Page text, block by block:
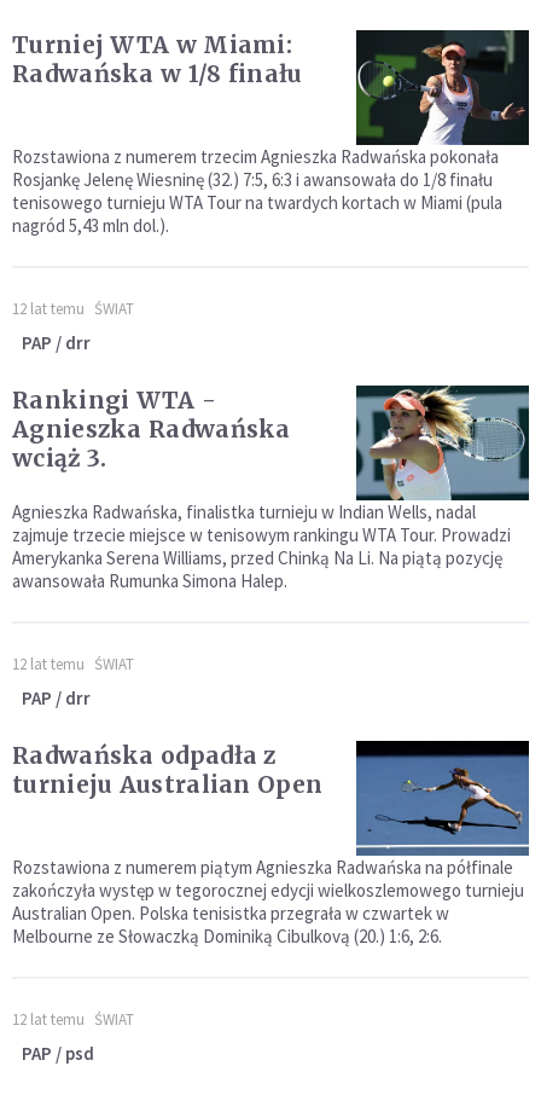
Turniej WTA w Miami:
Radwańska w 1/8 finału
Rozstawiona z numerem trzecim Agnieszka Radwańska pokonała
Rosjankę Jelenę Wiesninę (32.) 7:5, 6:3 i awansowała do 1/8 finału
tenisowego turnieju WTA Tour na twardych kortach w Miami (pula
nagród 5,43 mln dol.).
12 lat temu ŚWIAT
PAP / drr
Rankingi WTA -
Agnieszka Radwańska
wciąż 3.
Agnieszka Radwańska, finalistka turnieju w Indian Wells, nadal
zajmuje trzecie miejsce w tenisowym rankingu WTA Tour. Prowadzi
Amerykanka Serena Williams, przed Chinką Na Li. Na piątą pozycję
awansowała Rumunka Simona Halep.
12 lat temu ŚWIAT
PAP / drr
Radwańska odpadła z
turnieju Australian Open
Rozstawiona z numerem piątym Agnieszka Radwańska na półfinale
zakończyła występ w tegorocznej edycji wielkoszlemowego turnieju
Australian Open. Polska tenisistka przegrała w czwartek w
Melbourne ze Słowaczką Dominiką Cibulkovą (20.) 1:6, 2:6.
12 lat temu ŚWIAT
PAP / psd